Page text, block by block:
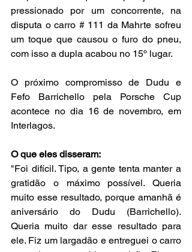
pressionado por um concorrente, na
disputa o carro # 111 da Mahrte sofreu
um toque que causou o furo do pneu,
com isso a dupla acabou no 15º lugar.
O próximo compromisso de Dudu e
Fefo Barrichello pela Porsche Cup
acontece no dia 16 de novembro, em
Interlagos.
O que eles disseram:
"Foi difícil. Tipo, a gente tenta manter a
gratidão o máximo possível. Queria
muito esse resultado, porque amanhã é
aniversário do Dudu (Barrichello).
Queria muito dar esse resultado para
ele. Fiz um largadão e entreguei o carro